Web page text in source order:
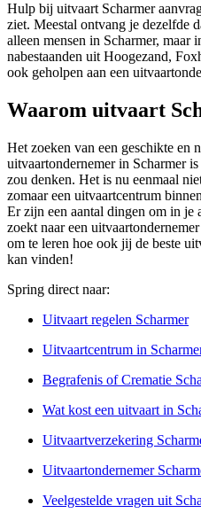
Hulp bij uitvaart Scharmer
ziet. Meestal ontvang je dezelfde
alleen mensen in Scharmer,
nabestaanden uit Hoogezand,
ook geholpen aan een
Waarom uitvaart
Het zoeken van een geschikte en
uitvaartondernemer in Scharmer
zou denken. Het is nu eenmaal
zomaar een uitvaartcentrum
Er zijn een aantal dingen om in je
zoekt naar een
om te leren hoe ook jij de beste
kan vinden!
Spring direct naar:
Uitvaart regelen Scharmer
Uitvaartcentrum in
Begrafenis of Crematie
Wat kost een uitvaart in
Uitvaartverzekering
Uitvaartondernemer
Veelgestelde vragen uit